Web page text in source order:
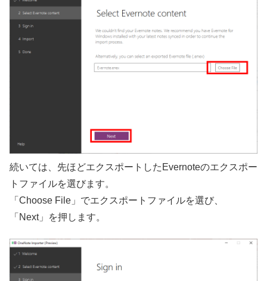
続いては、先ほどエクスポートしたEvernoteのエクスポー
トファイルを選びます。
「Choose File」でエクスポートファイルを選び、
「Next」を押します。